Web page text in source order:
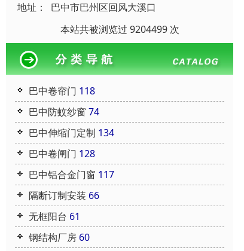
地址：
巴中市巴州区回风大溪口
本站共被浏览过 9204499 次
巴中卷帘门 118
巴中防蚊纱窗 74
巴中伸缩门定制 134
巴中卷闸门 128
巴中铝合金门窗 117
隔断订制安装 66
无框阳台 61
钢结构厂房 60